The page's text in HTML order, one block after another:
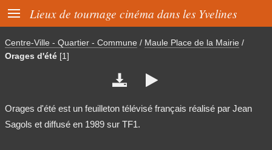
 Lieux de tournage cinéma dans les Yvelines
Centre-Ville - Quartier - Commune / Maule Place de la Mairie /
Orages d'été [1]
 
Orages d'été est un feuilleton télévisé français réalisé par Jean
Sagols et diffusé en 1989 sur TF1.